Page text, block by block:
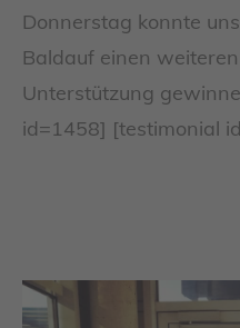
Donnerstag konnte
Baldauf einen
Unterstützung
id=1458] [testimonial